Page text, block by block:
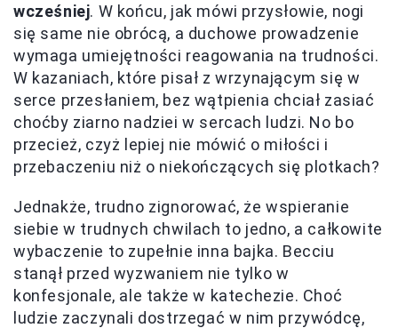
wcześniej. W końcu, jak mówi przysłowie, nogi
się same nie obrócą, a duchowe prowadzenie
wymaga umiejętności reagowania na trudności.
W kazaniach, które pisał z wrzynającym się w
serce przesłaniem, bez wątpienia chciał zasiać
choćby ziarno nadziei w sercach ludzi. No bo
przecież, czyż lepiej nie mówić o miłości i
przebaczeniu niż o niekończących się plotkach?
Jednakże, trudno zignorować, że wspieranie
siebie w trudnych chwilach to jedno, a całkowite
wybaczenie to zupełnie inna bajka. Becciu
stanął przed wyzwaniem nie tylko w
konfesjonale, ale także w katechezie. Choć
ludzie zaczynali dostrzegać w nim przywódcę,